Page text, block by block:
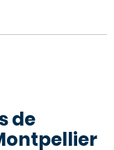
de